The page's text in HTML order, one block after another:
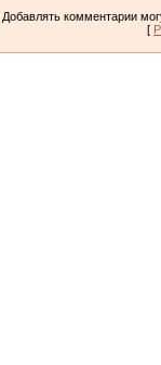
Добавлять комментарии
[